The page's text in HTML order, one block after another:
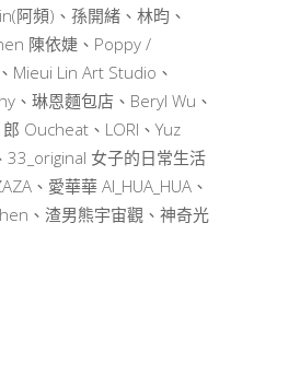
阿頻)、孫開緒、林昀、
陳依婕、Poppy /
Mieui Lin Art Studio、
、琳恩麵包店、Beryl Wu、
郎 Oucheat、LORI、Yuz
33_original 女子的日常生活
、愛華華 AI_HUA_HUA、
、渣男熊宇宙觀、神奇光